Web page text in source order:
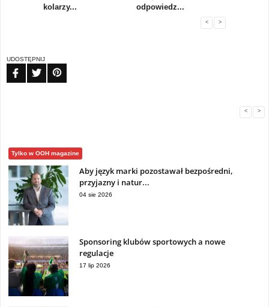
kolarzy...
odpowiedz...
< >
UDOSTĘPNIJ
< >
Tylko w OOH magazine
Aby język marki pozostawał bezpośredni,
przyjazny i natur...
04 sie 2026
Sponsoring klubów sportowych a nowe
regulacje
17 lip 2026